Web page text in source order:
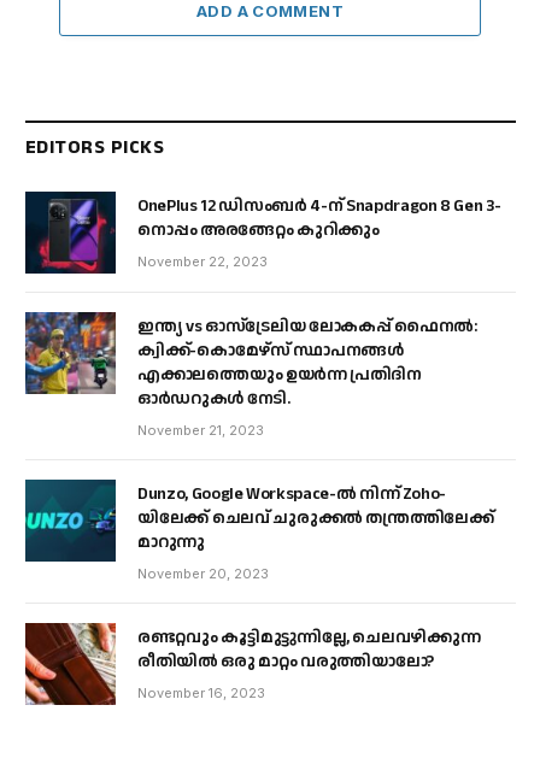
ADD A COMMENT
EDITORS PICKS
OnePlus 12 ഡിസംബർ 4-ന് Snapdragon 8 Gen 3-
നൊപ്പം അരങ്ങേറ്റം കുറിക്കും
November 22, 2023
ഇന്ത്യ vs ഓസ്‌ട്രേലിയ ലോകകപ്പ് ഫൈനൽ:
ക്വിക്ക്-കൊമേഴ്‌സ് സ്ഥാപനങ്ങൾ
എക്കാലത്തെയും ഉയർന്ന പ്രതിദിന
ഓർഡറുകൾ നേടി.
November 21, 2023
Dunzo, Google Workspace-ൽ നിന്ന് Zoho-
യിലേക്ക് ചെലവ് ചുരുക്കൽ തന്ത്രത്തിലേക്ക്
മാറുന്നു
November 20, 2023
രണ്ടറ്റവും കൂട്ടിമുട്ടുന്നില്ലേ, ചെലവഴിക്കുന്ന
രീതിയിൽ ഒരു മാറ്റം വരുത്തിയാലോ?
November 16, 2023